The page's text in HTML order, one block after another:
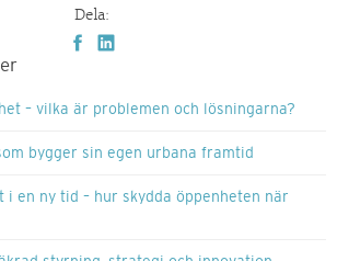
Dela:
– vilka är problemen och lösningarna?
bygger sin egen urbana framtid
i en ny tid – hur skydda öppenheten när